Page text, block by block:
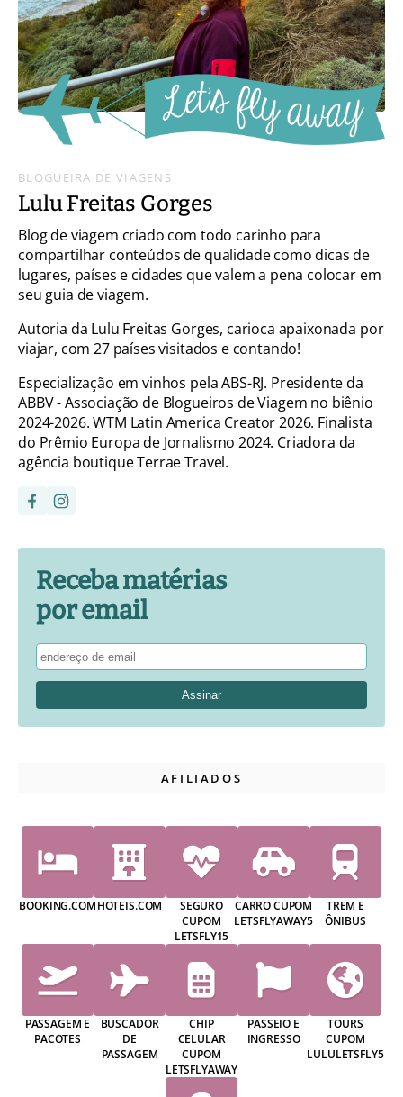
BLOGUEIRA DE VIAGENS
Lulu Freitas Gorges
Blog de viagem criado com todo carinho para
compartilhar conteúdos de qualidade como dicas de
lugares, países e cidades que valem a pena colocar em
seu guia de viagem.
Autoria da Lulu Freitas Gorges, carioca apaixonada por
viajar, com 27 países visitados e contando!
Especialização em vinhos pela ABS-RJ. Presidente da
ABBV - Associação de Blogueiros de Viagem no biênio
2024-2026. WTM Latin America Creator 2026. Finalista
do Prêmio Europa de Jornalismo 2024. Criadora da
agência boutique Terrae Travel.
Receba matérias
por email
AFILIADOS
BOOKING.COMHOTEIS.COM
SEGURO
CUPOM
LETSFLY15
CARRO CUPOM
LETSFLYAWAY5
TREM E
ÔNIBUS
PASSAGEM E
PACOTES
BUSCADOR
DE
PASSAGEM
CHIP
CELULAR
CUPOM
LETSFLYAWAY
PASSEIO E
INGRESSO
TOURS
CUPOM
LULULETSFLY5